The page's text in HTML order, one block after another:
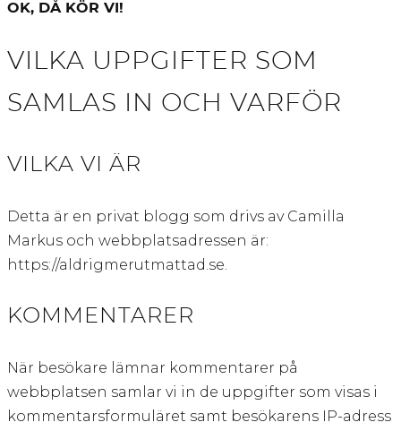
OK, DÅ KÖR VI!
VILKA UPPGIFTER SOM
SAMLAS IN OCH VARFÖR
VILKA VI ÄR
Detta är en privat blogg som drivs av Camilla
Markus och webbplatsadressen är:
https://aldrigmerutmattad.se.
KOMMENTARER
När besökare lämnar kommentarer på
webbplatsen samlar vi in de uppgifter som visas i
kommentarsformuläret samt besökarens IP-adress